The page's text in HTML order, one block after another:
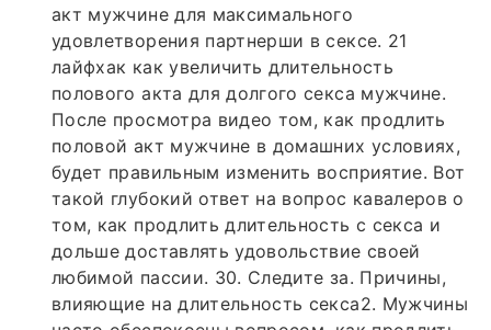
акт мужчине для максимального
удовлетворения партнерши в сексе. 21
лайфхак как увеличить длительность
полового акта для долгого секса мужчине.
После просмотра видео том, как продлить
половой акт мужчине в домашних условиях,
будет правильным изменить восприятие. Вот
такой глубокий ответ на вопрос кавалеров о
том, как продлить длительность с секса и
дольше доставлять удовольствие своей
любимой пассии. 30. Следите за. Причины,
влияющие на длительность секса2. Мужчины